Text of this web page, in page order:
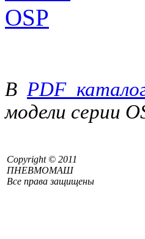
В
модели серии
Сopyright © 2011
ПНЕВМОМАШ
Все права защищены